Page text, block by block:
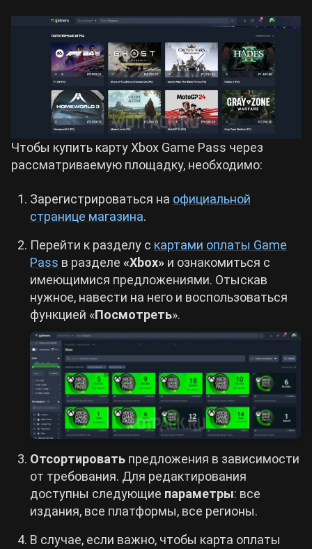
Чтобы купить карту Xbox Game Pass через
рассматриваемую площадку, необходимо:
Зарегистрироваться на официальной
странице магазина.
Перейти к разделу с картами оплаты Game
Pass в разделе «Xbox» и ознакомиться с
имеющимися предложениями. Отыскав
нужное, навести на него и воспользоваться
функцией «Посмотреть».
Отсортировать предложения в зависимости
от требования. Для редактирования
доступны следующие параметры: все
издания, все платформы, все регионы.
В случае, если важно, чтобы карта оплаты